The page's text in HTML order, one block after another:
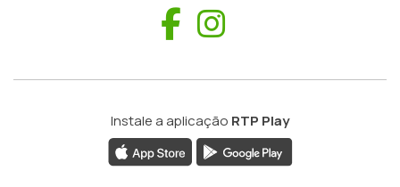
Facebook
Instale a aplicação RTP Play